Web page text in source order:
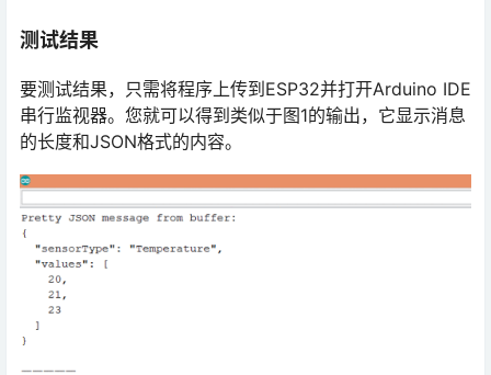
测试结果
要测试结果，只需将程序上传到ESP32并打开Arduino IDE
串行监视器。您就可以得到类似于图1的输出，它显示消息
的长度和JSON格式的内容。